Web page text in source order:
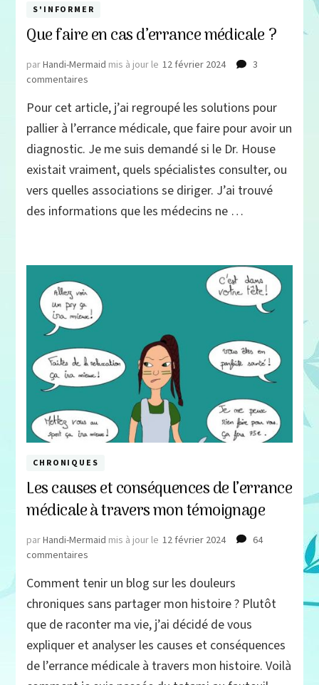
S'INFORMER
Que faire en cas d’errance médicale ?
parHandi-Mermaid mis à jour le 12 février 2024
3
commentaires
faire
en
d’errance
médicale ?
Pour cet article, j’ai regroupé les solutions pour
pallier à l’errance médicale, que faire pour avoir un
diagnostic. Je me suis demandé si le Dr. House
existait vraiment, quels spécialistes consulter, ou
vers quelles associations se diriger. J’ai trouvé
des informations que les médecins ne …
CHRONIQUES
Les causes et conséquences de l’errance
médicale à travers mon témoignage
parHandi-Mermaid mis à jour le 12 février 2024
64
commentaires
causes
et
conséquences
de
l’errance
médicale
à
Comment tenir un blog sur les douleurs
chroniques sans partager mon histoire ? Plutôt
que de raconter ma vie, j’ai décidé de vous
expliquer et analyser les causes et conséquences
de l’errance médicale à travers mon histoire. Voilà